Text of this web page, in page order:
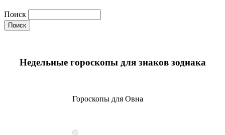
Поиск
Недельные гороскопы для знаков зодиака
Гороскопы для Овна